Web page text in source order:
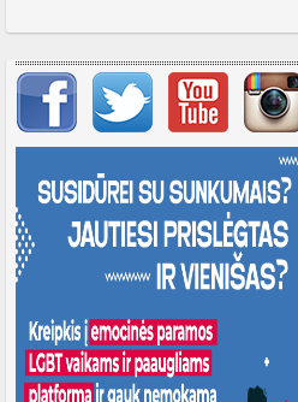
Svarbių įrašų meniu